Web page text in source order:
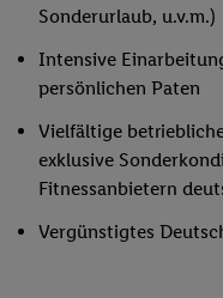
Sonderurlaub, u.v.m.)
Intensive
persönlichen Paten
Vielfältige
exklusive
Fitnessanbietern
Vergünstigtes